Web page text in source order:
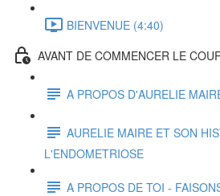
BIENVENUE (4:40)
AVANT DE COMMENCER LE
A PROPOS D'AURELIE
AURELIE MAIRE ET SON
L'ENDOMETRIOSE
A PROPOS DE TOI -